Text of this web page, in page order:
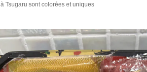
Tsugaru sont colorées et uniques